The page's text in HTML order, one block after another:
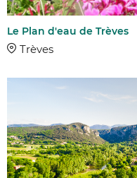
Le Plan d'eau de Trèves
Trèves